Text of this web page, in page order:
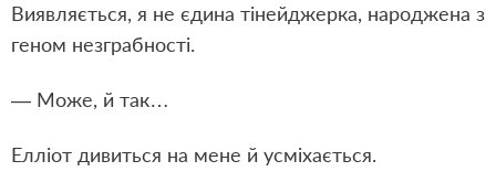
Виявляється, я не єдина тінейджерка, народжена з
геном незграбності.
— Може, й так…
Елліот дивиться на мене й усміхається.